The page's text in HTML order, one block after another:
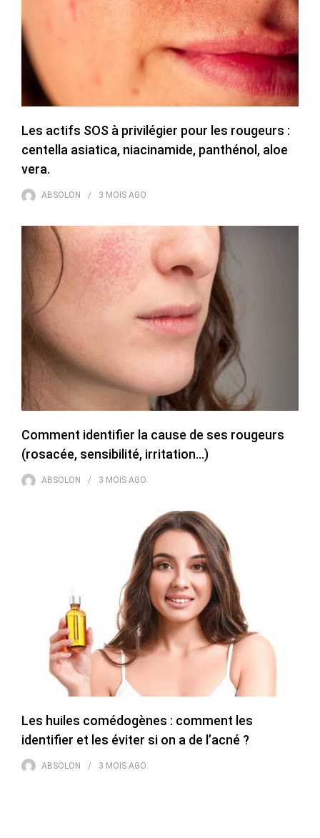
Les actifs SOS à privilégier pour les rougeurs :
centella asiatica, niacinamide, panthénol, aloe
vera.
ABSOLON 3 MOIS AGO
Comment identifier la cause de ses rougeurs
(rosacée, sensibilité, irritation…)
ABSOLON 3 MOIS AGO
Les huiles comédogènes : comment les
identifier et les éviter si on a de l’acné ?
ABSOLON 3 MOIS AGO